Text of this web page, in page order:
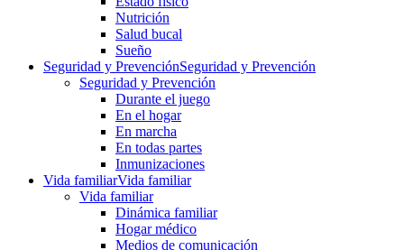
Nutrición
Salud bucal
Sueño
Seguridad y PrevenciónSeguridad y Prevención
Seguridad y Prevención
Durante el juego
En el hogar
En marcha
En todas partes
Inmunizaciones
Vida familiarVida familiar
Vida familiar
Dinámica familiar
Hogar médico
Medios de comunicación